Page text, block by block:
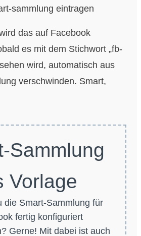
das auf Facebook
es mit dem Stichwort „fb-
wird, automatisch aus
verschwinden. Smart,
Sammlung
Vorlage
die Smart-Sammlung für
fertig konfiguriert
Gerne! Mit dabei ist auch